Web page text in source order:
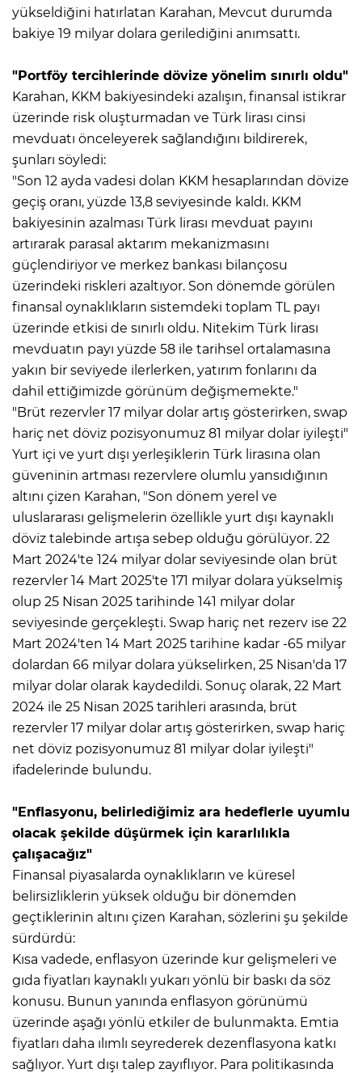
yükseldiğini hatırlatan Karahan, Mevcut durumda
bakiye 19 milyar dolara gerilediğini anımsattı.
"Portföy tercihlerinde dövize yönelim sınırlı oldu"
Karahan, KKM bakiyesindeki azalışın, finansal istikrar
üzerinde risk oluşturmadan ve Türk lirası cinsi
mevduatı önceleyerek sağlandığını bildirerek,
şunları söyledi:
"Son 12 ayda vadesi dolan KKM hesaplarından dövize
geçiş oranı, yüzde 13,8 seviyesinde kaldı. KKM
bakiyesinin azalması Türk lirası mevduat payını
artırarak parasal aktarım mekanizmasını
güçlendiriyor ve merkez bankası bilançosu
üzerindeki riskleri azaltıyor. Son dönemde görülen
finansal oynaklıkların sistemdeki toplam TL payı
üzerinde etkisi de sınırlı oldu. Nitekim Türk lirası
mevduatın payı yüzde 58 ile tarihsel ortalamasına
yakın bir seviyede ilerlerken, yatırım fonlarını da
dahil ettiğimizde görünüm değişmemekte."
"Brüt rezervler 17 milyar dolar artış gösterirken, swap
hariç net döviz pozisyonumuz 81 milyar dolar iyileşti"
Yurt içi ve yurt dışı yerleşiklerin Türk lirasına olan
güveninin artması rezervlere olumlu yansıdığının
altını çizen Karahan, "Son dönem yerel ve
uluslararası gelişmelerin özellikle yurt dışı kaynaklı
döviz talebinde artışa sebep olduğu görülüyor. 22
Mart 2024'te 124 milyar dolar seviyesinde olan brüt
rezervler 14 Mart 2025'te 171 milyar dolara yükselmiş
olup 25 Nisan 2025 tarihinde 141 milyar dolar
seviyesinde gerçekleşti. Swap hariç net rezerv ise 22
Mart 2024'ten 14 Mart 2025 tarihine kadar -65 milyar
dolardan 66 milyar dolara yükselirken, 25 Nisan'da 17
milyar dolar olarak kaydedildi. Sonuç olarak, 22 Mart
2024 ile 25 Nisan 2025 tarihleri arasında, brüt
rezervler 17 milyar dolar artış gösterirken, swap hariç
net döviz pozisyonumuz 81 milyar dolar iyileşti"
ifadelerinde bulundu.
"Enflasyonu, belirlediğimiz ara hedeflerle uyumlu
olacak şekilde düşürmek için kararlılıkla
çalışacağız"
Finansal piyasalarda oynaklıkların ve küresel
belirsizliklerin yüksek olduğu bir dönemden
geçtiklerinin altını çizen Karahan, sözlerini şu şekilde
sürdürdü:
Kısa vadede, enflasyon üzerinde kur gelişmeleri ve
gıda fiyatları kaynaklı yukarı yönlü bir baskı da söz
konusu. Bunun yanında enflasyon görünümü
üzerinde aşağı yönlü etkiler de bulunmakta. Emtia
fiyatları daha ılımlı seyrederek dezenflasyona katkı
sağlıyor. Yurt dışı talep zayıflıyor. Para politikasında